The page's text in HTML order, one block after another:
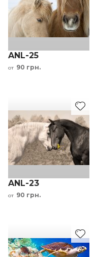
ANL-25
от 90 грн.
ANL-23
от 90 грн.